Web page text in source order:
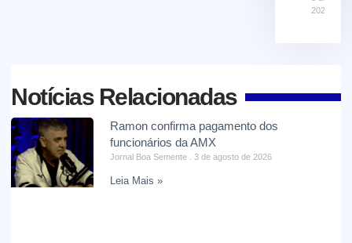
2026
Notícias Relacionadas
Ramon confirma pagamento dos
funcionários da AMX
Jornal Boa Semente 3 de agosto de 2026
Leia Mais »